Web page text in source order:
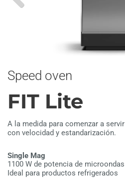
Speed oven
FIT Lite
A la medida para comenzar a servir
con velocidad y estandarización.
Single Mag
1100 W de potencia de microondas
Ideal para productos refrigerados